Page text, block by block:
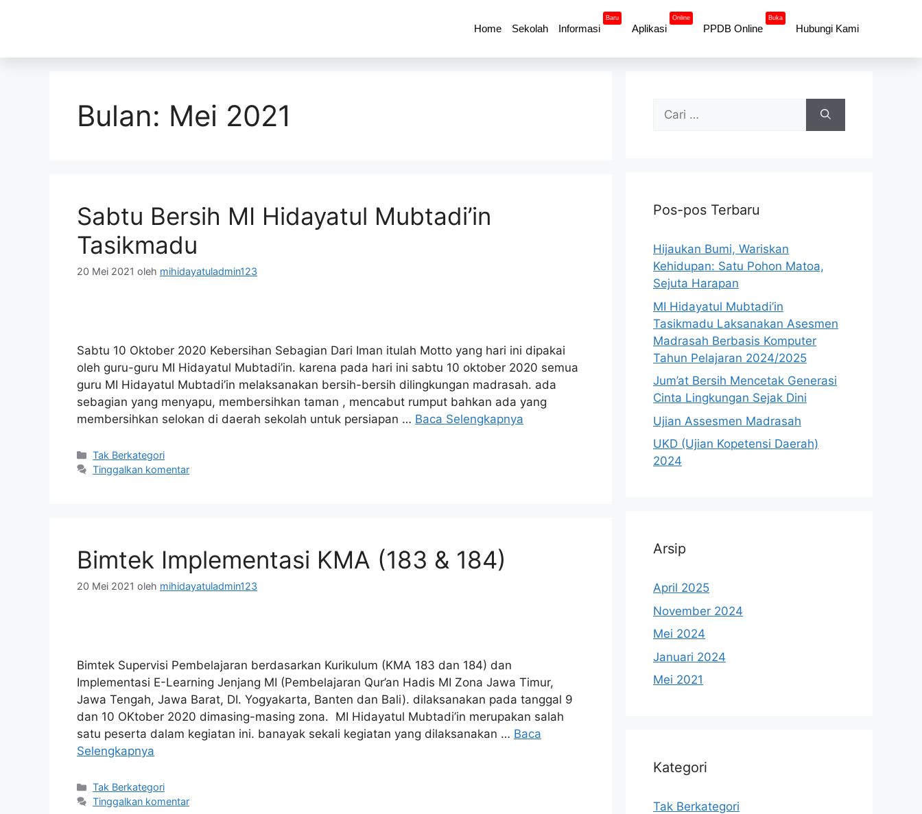
Home Sekolah Informasi
Baru
Aplikasi
Online
PPDB Online
Buka
Hubungi Kami
Bulan: Mei 2021
Sabtu Bersih MI Hidayatul Mubtadi’in
Tasikmadu
20 Mei 2021 oleh mihidayatuladmin123
Sabtu 10 Oktober 2020 Kebersihan Sebagian Dari Iman itulah Motto yang hari ini dipakai
oleh guru-guru MI Hidayatul Mubtadi’in. karena pada hari ini sabtu 10 oktober 2020 semua
guru MI Hidayatul Mubtadi’in melaksanakan bersih-bersih dilingkungan madrasah. ada
sebagian yang menyapu, membersihkan taman , mencabut rumput bahkan ada yang
membersihkan selokan di daerah sekolah untuk persiapan … Baca Selengkapnya
Tak Berkategori
Tinggalkan komentar
Bimtek Implementasi KMA (183 & 184)
20 Mei 2021 oleh mihidayatuladmin123
Bimtek Supervisi Pembelajaran berdasarkan Kurikulum (KMA 183 dan 184) dan
Implementasi E-Learning Jenjang MI (Pembelajaran Qur’an Hadis MI Zona Jawa Timur,
Jawa Tengah, Jawa Barat, DI. Yogyakarta, Banten dan Bali). dilaksanakan pada tanggal 9
dan 10 OKtober 2020 dimasing-masing zona. MI Hidayatul Mubtadi’in merupakan salah
satu peserta dalam kegiatan ini. banayak sekali kegiatan yang dilaksanakan … Baca
Selengkapnya
Tak Berkategori
Tinggalkan komentar
Pos-pos Terbaru
Hijaukan Bumi, Wariskan
Kehidupan: Satu Pohon Matoa,
Sejuta Harapan
MI Hidayatul Mubtadi’in
Tasikmadu Laksanakan Asesmen
Madrasah Berbasis Komputer
Tahun Pelajaran 2024/2025
Jum’at Bersih Mencetak Generasi
Cinta Lingkungan Sejak Dini
Ujian Assesmen Madrasah
UKD (Ujian Kopetensi Daerah)
2024
Arsip
April 2025
November 2024
Mei 2024
Januari 2024
Mei 2021
Kategori
Tak Berkategori